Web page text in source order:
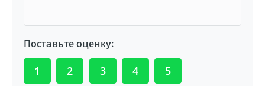
Поставьте оценку:
1 2 3 4 5